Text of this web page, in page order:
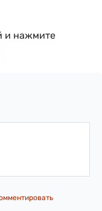
и нажмите